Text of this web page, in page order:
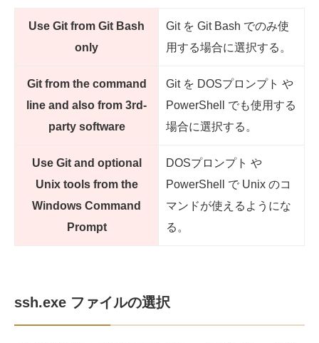
Use Git from Git Bash
only
Git を Git Bash でのみ使
用する場合に選択する。
Git from the command
line and also from 3rd-
party software
Git を DOSプロンプト や
PowerShell でも使用する
場合に選択する。
Use Git and optional
Unix tools from the
Windows Command
Prompt
DOSプロンプト や
PowerShell で Unix のコ
マンドが使えるようにな
る。
ssh.exe ファイルの選択